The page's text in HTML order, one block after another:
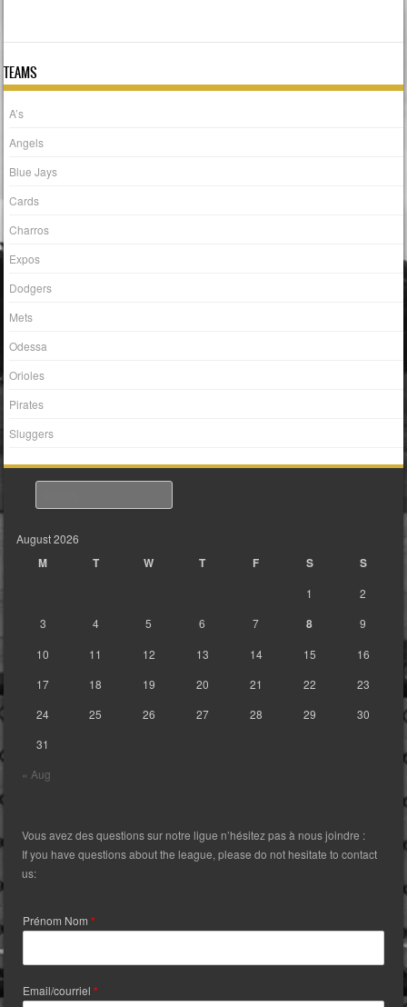
TEAMS
A’s
Angels
Blue Jays
Cards
Charros
Expos
Dodgers
Mets
Odessa
Orioles
Pirates
Sluggers
August 2026
M T W T F S S
« Aug
1
2
3
4 5 6 7 8
9
10
11 12 13 14 15
16
17
18 19 20 21 22
23
24
25 26 27 28 29
30
31
Vous avez des questions sur notre ligue n’hésitez pas à nous joindre :
If you have questions about the league, please do not hesitate to contact
us:
Prénom Nom*
Email/courriel*